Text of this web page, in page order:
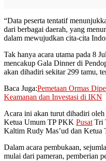
“Data peserta tentatif
dari berbagai daerah, yang
dalam mewujudkan cita-cita
Tak hanya acara utama pada 8
mencakup Gala Dinner di
akan dihadiri sekitar 299 tamu,
Baca Juga:Pemetaan Ormas
Keamanan dan Investasi di IKN
Acara ini akan turut dihadiri
Ketua Umum TP PKK Pusat Tri
Kaltim Rudy Mas’ud dan
Dalam acara pembukaan,
mulai dari pameran, pemberian